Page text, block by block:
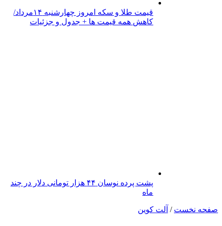
قیمت طلا و سکه امروز چهارشنبه ۱۴مرداد/
کاهش همه قیمت ها + جدول و جزئیات
پشت پرده نوسان ۴۴ هزار تومانی دلار در چند
ماه
صفحه نخست / آلت کوین